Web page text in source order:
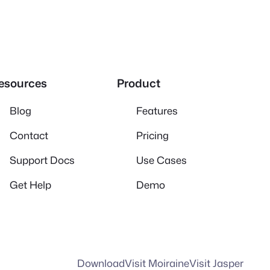
Blog
Contact
Support Docs
Get Help
Product
Features
Pricing
Use Cases
Demo
DownloadVisit MoiraineVisit Jasper